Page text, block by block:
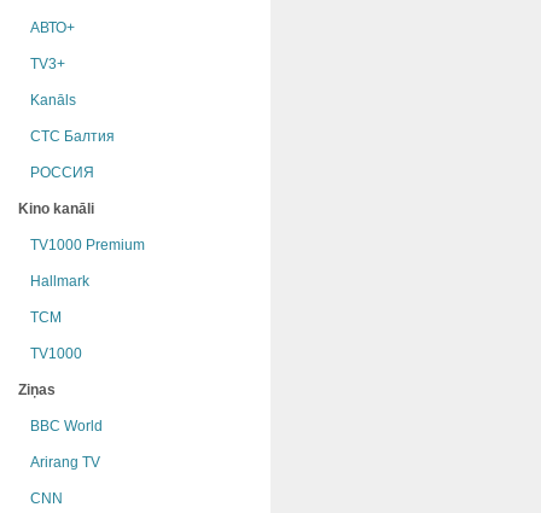
АВТО+
TV3+
Kanāls
СТС Балтия
РОССИЯ
Kino kanāli
TV1000 Premium
Hallmark
TCM
TV1000
Ziņas
BBC World
Arirang TV
CNN